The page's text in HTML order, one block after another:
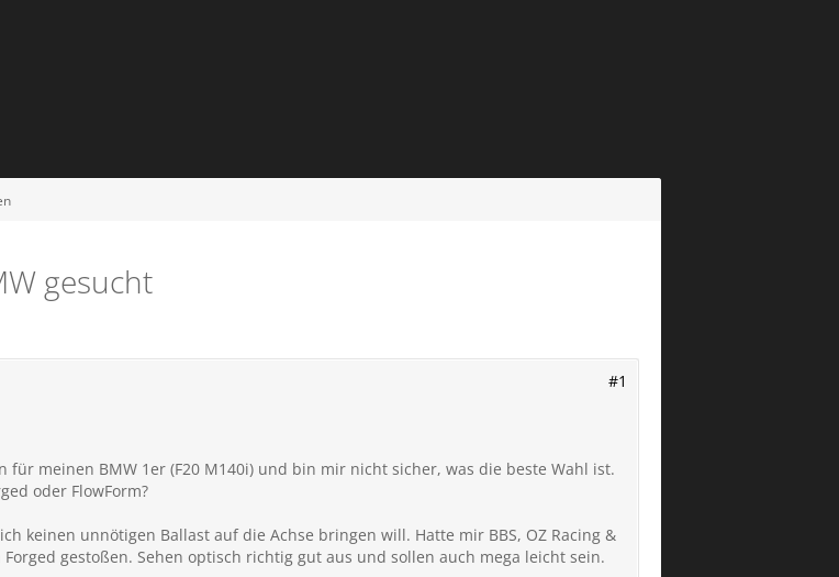
gesucht
#1
für meinen BMW 1er (F20 M140i) und bin mir nicht sicher, was die beste Wahl ist.
oder FlowForm?
keinen unnötigen Ballast auf die Achse bringen will. Hatte mir BBS, OZ Racing &
gestoßen. Sehen optisch richtig gut aus und sollen auch mega leicht sein.